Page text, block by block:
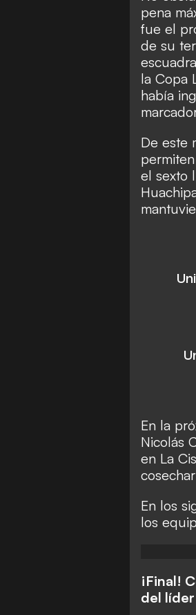
pena
fue el
de su
la Copa
había
De este
el sexto
En la
Nicolás
en La
En los
los
¡Final!
del